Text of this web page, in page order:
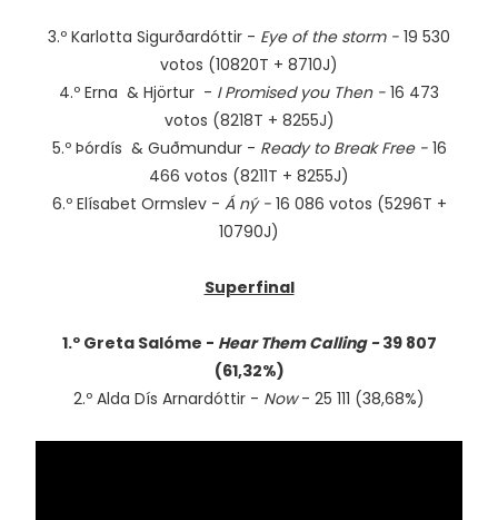
3.º Karlotta Sigurðardóttir - Eye of the storm - 19 530
votos (10820T + 8710J)
4.º Erna & Hjörtur - I Promised you Then - 16 473
votos (8218T + 8255J)
5.º Þórdís & Guðmundur - Ready to Break Free - 16
466 votos (8211T + 8255J)
6.º Elísabet Ormslev - Á ný - 16 086 votos (5296T +
10790J)
Superfinal
1.º Greta Salóme - Hear Them Calling -39 807
(61,32%)
2.º Alda Dís Arnardóttir - Now- 25 111 (38,68%)